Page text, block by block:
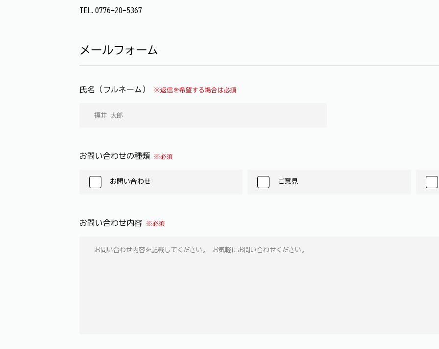
TEL.0776-20-5367
メールフォーム
氏名（フルネーム） ※返信を希望する場合は必須
お問い合わせの種類 ※必須
お問い合わせ ご意見
お問い合わせ内容 ※必須